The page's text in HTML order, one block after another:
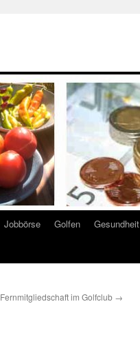
Jobbörse Golfen Gesundheit
Fernmitgliedschaft im Golfclub →